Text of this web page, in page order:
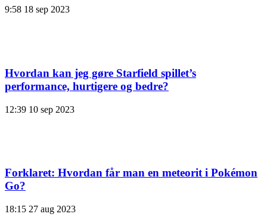
9:58 18 sep 2023
Hvordan kan jeg gøre Starfield spillet’s
performance, hurtigere og bedre?
12:39 10 sep 2023
Forklaret: Hvordan får man en meteorit i Pokémon
Go?
18:15 27 aug 2023